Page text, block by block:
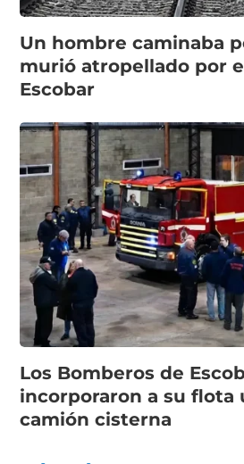
Un hombre caminaba
murió atropellado por
Escobar
Los Bomberos de
incorporaron a su flota
camión cisterna